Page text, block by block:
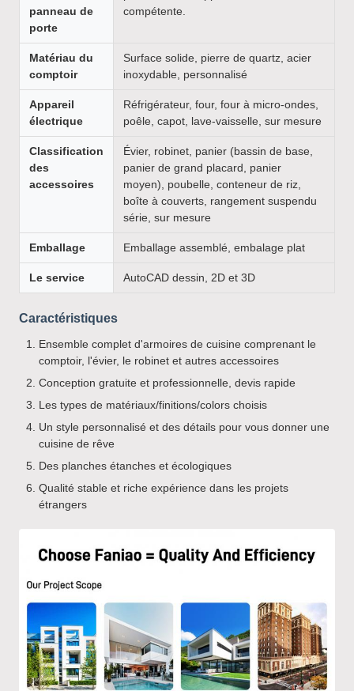
panneau de
porte
compétente.
Matériau du
comptoir
Surface solide, pierre de quartz, acier
inoxydable, personnalisé
Appareil
électrique
Réfrigérateur, four, four à micro-ondes,
poêle, capot, lave-vaisselle, sur mesure
Classification
des
accessoires
Évier, robinet, panier (bassin de base,
panier de grand placard, panier
moyen), poubelle, conteneur de riz,
boîte à couverts, rangement suspendu
série, sur mesure
Emballage Emballage assemblé, embalage plat
Le service AutoCAD dessin, 2D et 3D
Caractéristiques
Ensemble complet d'armoires de cuisine comprenant le
comptoir, l'évier, le robinet et autres accessoires
Conception gratuite et professionnelle, devis rapide
Les types de matériaux/finitions/colors choisis
Un style personnalisé et des détails pour vous donner une
cuisine de rêve
Des planches étanches et écologiques
Qualité stable et riche expérience dans les projets
étrangers